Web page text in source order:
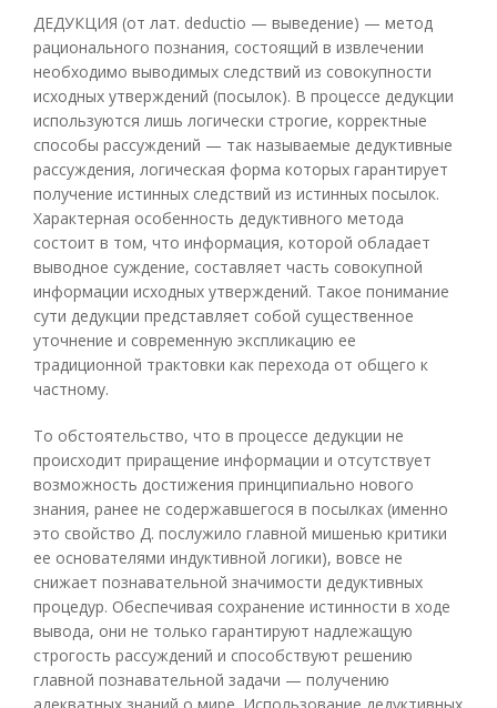
ДЕДУКЦИЯ (от лат. deductio — выведение) — метод
рационального познания, состоящий в извлечении
необходимо выводимых следствий из совокупности
исходных утверждений (посылок). В процессе дедукции
используются лишь логически строгие, корректные
способы рассуждений — так называемые дедуктивные
рассуждения, логическая форма которых гарантирует
получение истинных следствий из истинных посылок.
Характерная особенность дедуктивного метода
состоит в том, что информация, которой обладает
выводное суждение, составляет часть совокупной
информации исходных утверждений. Такое понимание
сути дедукции представляет собой существенное
уточнение и современную экспликацию ее
традиционной трактовки как перехода от общего к
частному.
То обстоятельство, что в процессе дедукции не
происходит приращение информации и отсутствует
возможность достижения принципиально нового
знания, ранее не содержавшегося в посылках (именно
это свойство Д. послужило главной мишенью критики
ее основателями индуктивной логики), вовсе не
снижает познавательной значимости дедуктивных
процедур. Обеспечивая сохранение истинности в ходе
вывода, они не только гарантируют надлежащую
строгость рассуждений и способствуют решению
главной познавательной задачи — получению
адекватных знаний о мире. Использование дедуктивных